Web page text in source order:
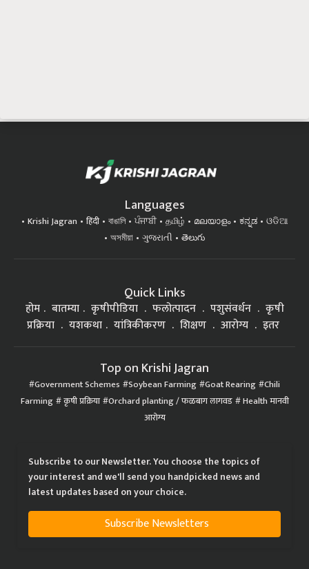
Languages
Krishi Jagran हिंदी বাঙালি ਪੰਜਾਬੀ தமிழ் മലയാളം ಕನ್ನಡ
ଓଡିଆ
অসমীয়া
ગુજરાતી తెలుగు
Quick Links
होम बातम्या कृषीपीडिया फलोत्पादन पशुसंवर्धन
कृषी
प्रक्रिया
यशकथा यांत्रिकीकरण शिक्षण आरोग्य इतर
Top on Krishi Jagran
Government Schemes Soybean Farming Goat Rearing Chili
Farming कृषी प्रक्रिया Orchard planting / फळबाग लागवड Health मानवी
आरोग्य
Subscribe to our Newsletter. You choose the topics of
your interest and we'll send you handpicked news and
latest updates based on your choice.
Subscribe Newsletters